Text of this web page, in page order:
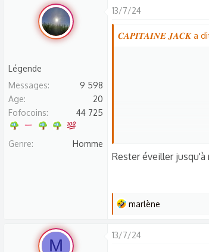
s
é
Légende
Messages
9 598
Age
20
Fofocoins
44 725
Genre Homme
13/7/24
𝑪𝑨𝑷𝑰𝑻𝑨𝑰𝑵𝑬 𝑱𝑨𝑪𝑲 a
Et tous
Rester éveiller
L
s
marlène
M
13/7/24